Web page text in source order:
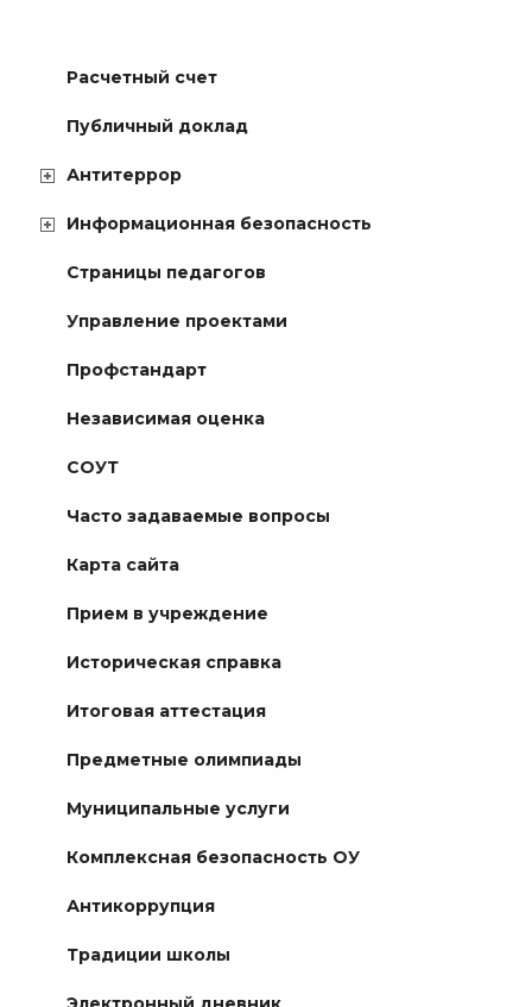
Расчетный счет
Публичный доклад
Антитеррор
Информационная безопасность
Страницы педагогов
Управление проектами
Профстандарт
Независимая оценка
СОУТ
Часто задаваемые вопросы
Карта сайта
Прием в учреждение
Историческая справка
Итоговая аттестация
Предметные олимпиады
Муниципальные услуги
Комплексная безопасность ОУ
Антикоррупция
Традиции школы